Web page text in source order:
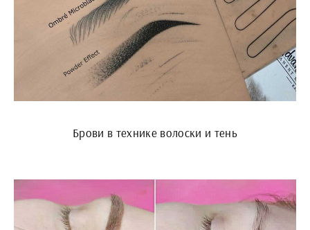
Брови в технике волоски и тень